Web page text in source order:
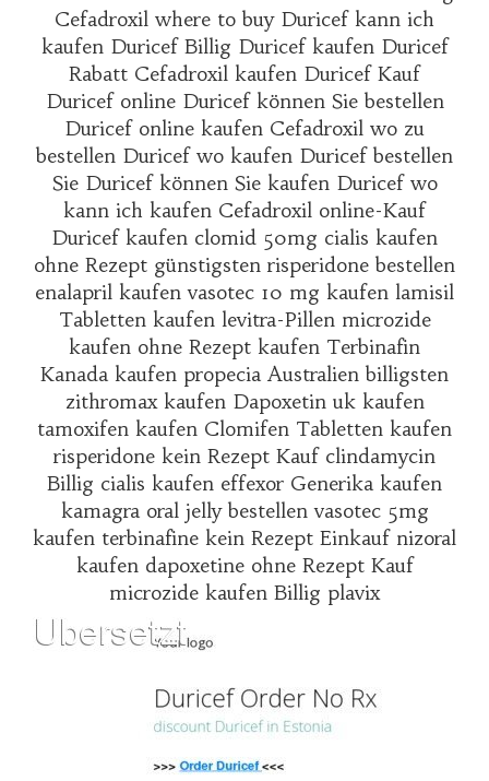
Cefadroxil where to buy Duricef kann ich
kaufen Duricef Billig Duricef kaufen Duricef
Rabatt Cefadroxil kaufen Duricef Kauf
Duricef online Duricef können Sie bestellen
Duricef online kaufen Cefadroxil wo zu
bestellen Duricef wo kaufen Duricef bestellen
Sie Duricef können Sie kaufen Duricef wo
kann ich kaufen Cefadroxil online-Kauf
Duricef kaufen clomid 50mg cialis kaufen
ohne Rezept günstigsten risperidone bestellen
enalapril kaufen vasotec 10 mg kaufen lamisil
Tabletten kaufen levitra-Pillen microzide
kaufen ohne Rezept kaufen Terbinafin
Kanada kaufen propecia Australien billigsten
zithromax kaufen Dapoxetin uk kaufen
tamoxifen kaufen Clomifen Tabletten kaufen
risperidone kein Rezept Kauf clindamycin
Billig cialis kaufen effexor Generika kaufen
kamagra oral jelly bestellen vasotec 5mg
kaufen terbinafine kein Rezept Einkauf nizoral
kaufen dapoxetine ohne Rezept Kauf
microzide kaufen Billig plavix